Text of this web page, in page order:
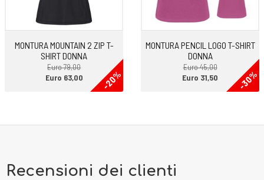
MONTURA MOUNTAIN 2 ZIP T-
SHIRT DONNA
Euro 79,00
-20%
Euro 63,00
MONTURA PENCIL LOGO T-SHIRT
DONNA
Euro 45,00
-30%
Euro 31,50
Recensioni dei clienti